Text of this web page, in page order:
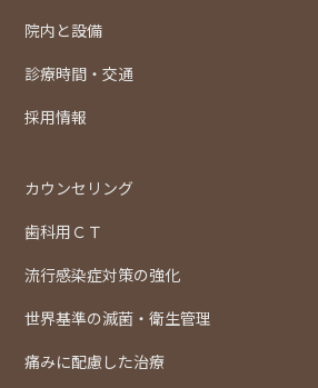
院内と設備
診療時間・交通
採用情報
カウンセリング
歯科用ＣＴ
流行感染症対策の強化
世界基準の滅菌・衛生管理
痛みに配慮した治療